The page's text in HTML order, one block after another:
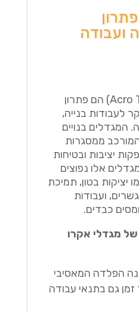
ועבודה
מגדלי אקרו (Acro Towers) הם פתרון
בנייה,
המגדלים בנויים
ממסגרות
יציבות ובטיחות
אלו נפוצים
יציקות בטון, תמיכת
ועבודות
כבדים.
של מגדלי אקרו
הפלדה המאסיבי
גם בתנאי עבודה